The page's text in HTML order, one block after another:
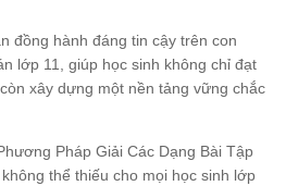
đồng hành đáng tin cậy trên con
lớp 11, giúp học sinh không chỉ đạt
xây dựng một nền tảng vững chắc
Pháp Giải Các Dạng Bài Tập
thể thiếu cho mọi học sinh lớp